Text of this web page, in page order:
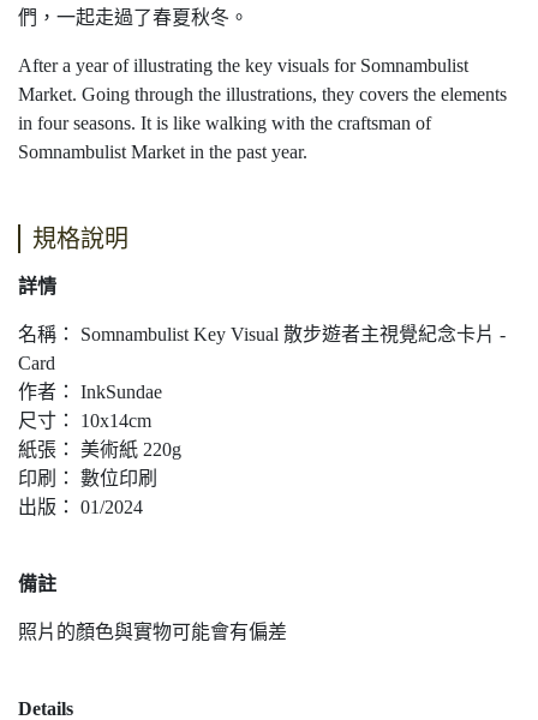
們，一起走過了春夏秋冬。
After a year of illustrating the key visuals for Somnambulist
Market. Going through the illustrations, they covers the elements
in four seasons. It is like walking with the craftsman of
Somnambulist Market in the past year.
規格說明
詳情
名稱： Somnambulist Key Visual 散步遊者主視覺紀念卡片 -
Card
作者： InkSundae
尺寸： 10x14cm
紙張： 美術紙 220g
印刷： 數位印刷
出版： 01/2024
備註
照片的顏色與實物可能會有偏差
Details